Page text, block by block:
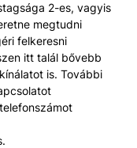
2-es, vagyis
megtudni
felkeresni
itt talál bővebb
is. További